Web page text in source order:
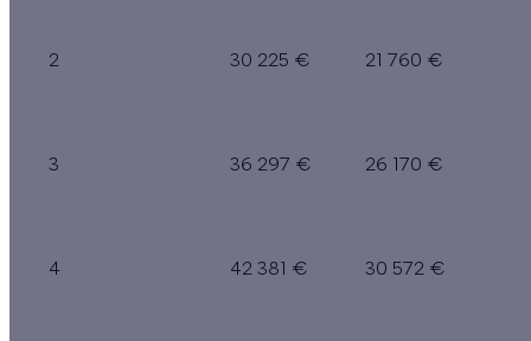
2 30 225 € 21 760 €
3 36 297 € 26 170 €
4 42 381 € 30 572 €